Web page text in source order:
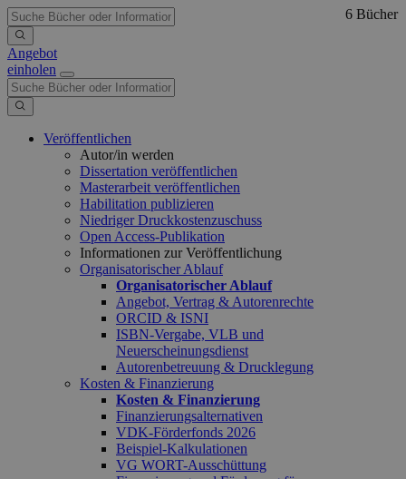
Angebot
einholen
Veröffentlichen
Autor/in werden
Dissertation veröffentlichen
Masterarbeit veröffentlichen
Habilitation publizieren
Niedriger Druckkostenzuschuss
Open Access-Publikation
Informationen zur Veröffentlichung
Organisatorischer Ablauf
Organisatorischer Ablauf
Angebot, Vertrag & Autorenrechte
ORCID & ISNI
ISBN-Vergabe, VLB und
Neuerscheinungsdienst
Autorenbetreuung & Drucklegung
Kosten & Finanzierung
Kosten & Finanzierung
Finanzierungsalternativen
VDK-Förderfonds 2026
Beispiel-Kalkulationen
VG WORT-Ausschüttung
6 Bücher